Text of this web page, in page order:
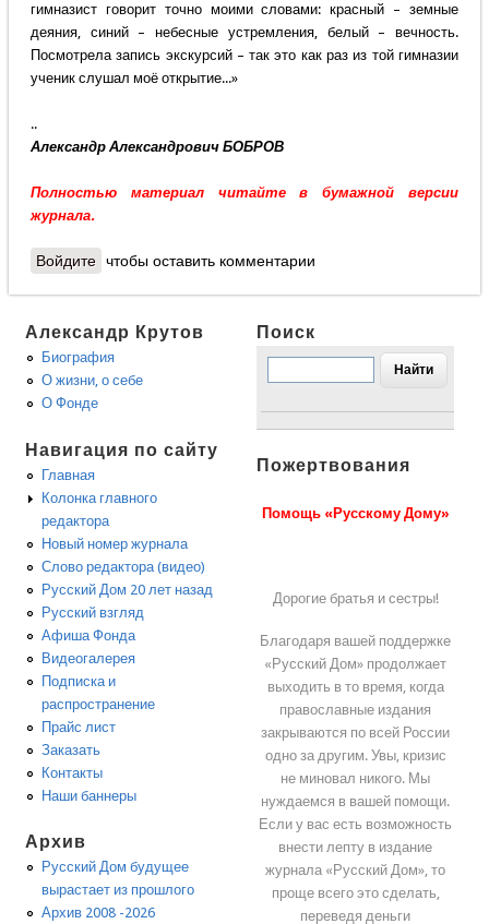
гимназист говорит точно моими словами: красный – земные
деяния, синий – небесные устремления, белый – вечность.
Посмотрела запись экскурсий – так это как раз из той гимназии
ученик слушал моё открытие...»
..
Александр Александрович БОБРОВ
Полностью материал читайте в бумажной версии
журнала.
Войдите чтобы оставить комментарии
Александр Крутов
Биография
О жизни, о себе
О Фонде
Навигация по сайту
Главная
Колонка главного
редактора
Новый номер журнала
Слово редактора (видео)
Русский Дом 20 лет назад
Русский взгляд
Афиша Фонда
Видеогалерея
Подписка и
распространение
Прайс лист
Заказать
Контакты
Наши баннеры
Архив
Русский Дом будущее
вырастает из прошлого
Архив 2008 -2026
Поиск
Пожертвования
Помощь «Русскому Дому»
Дорогие братья и сестры!
Благодаря вашей поддержке
«Русский Дом» продолжает
выходить в то время, когда
православные издания
закрываются по всей России
одно за другим. Увы, кризис
не миновал никого. Мы
нуждаемся в вашей помощи.
Если у вас есть возможность
внести лепту в издание
журнала «Русский Дом», то
проще всего это сделать,
переведя деньги